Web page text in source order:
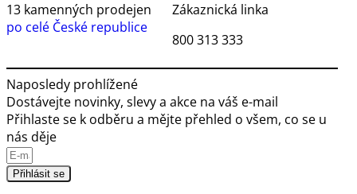
13 kamenných prodejen
po celé České republice
Zákaznická linka
800 313 333
Naposledy prohlížené
Dostávejte novinky, slevy a akce na váš e-mail
Přihlaste se k odběru a mějte přehled o všem, co se u
nás děje
Přihlásit se